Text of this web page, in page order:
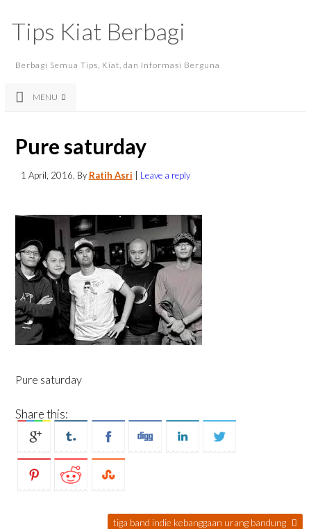
Tips Kiat Berbagi
Berbagi Semua Tips, Kiat, dan Informasi Berguna
MENU
Pure saturday
1 April, 2016 , By Ratih Asri Leave a reply
Pure saturday
Share this:
tiga band indie kebanggaan urang bandung